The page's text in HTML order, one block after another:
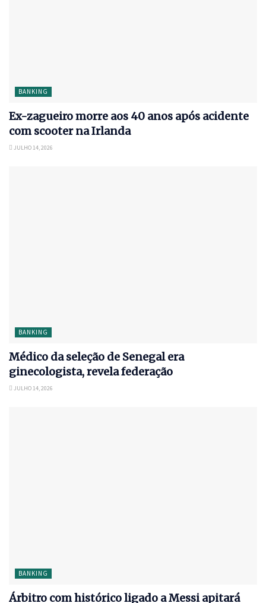
BANKING
Ex-zagueiro morre aos 40 anos após acidente
com scooter na Irlanda
JULHO 14, 2026
BANKING
Médico da seleção de Senegal era
ginecologista, revela federação
JULHO 14, 2026
BANKING
Árbitro com histórico ligado a Messi apitará